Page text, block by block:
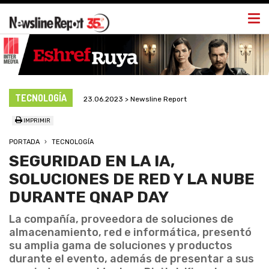
TECNOLOGÍA 23.06.2023 > Newsline Report
IMPRIMIR
PORTADA TECNOLOGÍA
SEGURIDAD EN LA IA,
SOLUCIONES DE RED Y LA NUBE
DURANTE QNAP DAY
La compañía, proveedora de soluciones de
almacenamiento, red e informática, presentó
su amplia gama de soluciones y productos
durante el evento, además de presentar a sus